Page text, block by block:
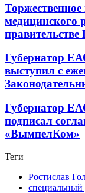
медицинского
Губернатор
выступил с
Губернатор
подписал
«ВымпелКом»
Теги
Ростислав